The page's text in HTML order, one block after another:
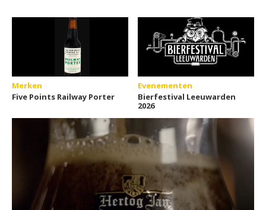
Merken
Five Points Railway Porter
Evenementen
Bierfestival Leeuwarden
2026